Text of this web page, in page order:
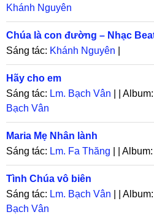
Khánh Nguyên
Chúa là con đường – Nhạc
Sáng tác: Khánh Nguyên
Hãy cho em
Sáng tác: Lm. Bạch Vân | | Album:
Bạch Vân
Maria Mẹ Nhân lành
Sáng tác: Lm. Fa Thăng | | Album:
Tình Chúa vô biên
Sáng tác: Lm. Bạch Vân | | Album:
Bạch Vân